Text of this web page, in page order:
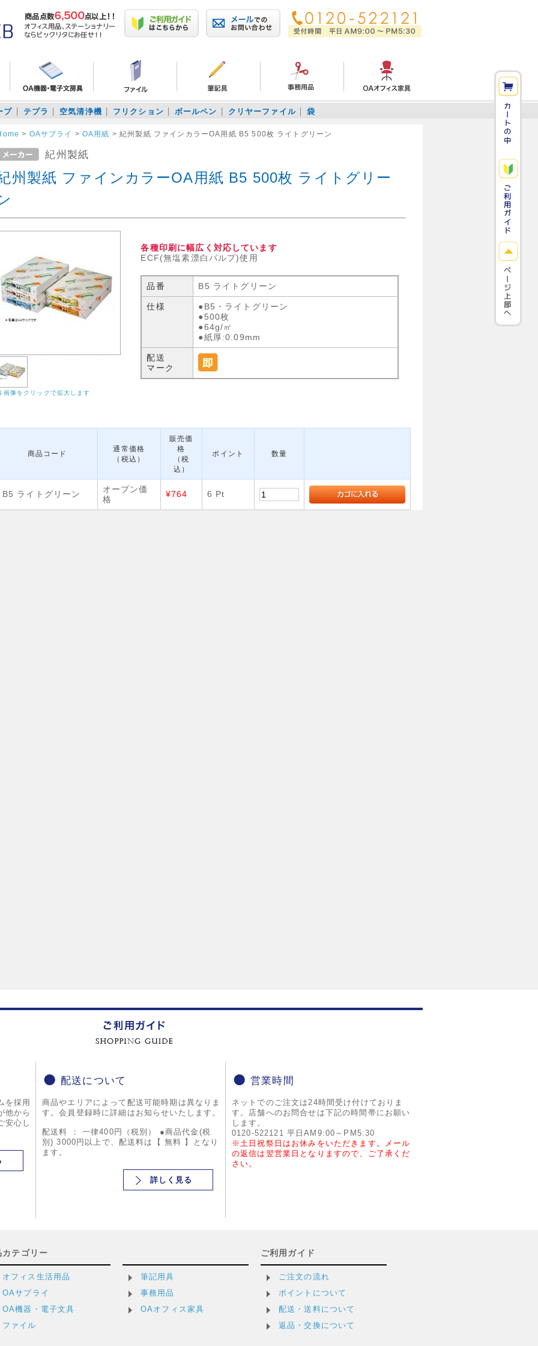
プ テプラ 空気清浄機 フリクション ボールペン クリヤーファイル 袋
> OAサプライ >OA用紙 >紀州製紙 ファインカラーOA用紙 B5 500枚 ライトグリーン
紀州製紙
州製紙 ファインカラーOA用紙 B5 500枚 ライトグリー
画像をクリックで拡大します
各種印刷に幅広く対応しています
ECF(無塩素漂白パルプ)使用
品番 B5 ライトグリーン
仕様
●B5・ライトグリーン
●500枚
●64g/㎡
●紙厚:0.09mm
配送
マーク
商品コード
通常価格
（税込）
販売価
格
（税
込）
ポイント 数量
B5 ライトグリーン
オープン価
格
¥764 6 Pt
を採用
他から
安心し
配送について
商品やエリアによって配送可能時期は異なりま
す。会員登録時に詳細はお知らせいたします。
配送料 ： 一律400円（税別） ●商品代金(税
別) 3000円以上で、配送料は【 無料 】となり
ます。
詳しく見る
営業時間
ネットでのご注文は24時間受け付けておりま
す。店舗へのお問合せは下記の時間帯にお願い
します。
0120-522121 平日AM9:00～PM5:30
※土日祝祭日はお休みをいただきます。メール
の返信は翌営業日となりますので、ご了承くだ
さい。
カテゴリー
オフィス生活用品
OAサプライ
OA機器・電子文具
ファイル
筆記用具
事務用品
OAオフィス家具
ご利用ガイド
ご注文の流れ
ポイントについて
配送・送料について
返品・交換について